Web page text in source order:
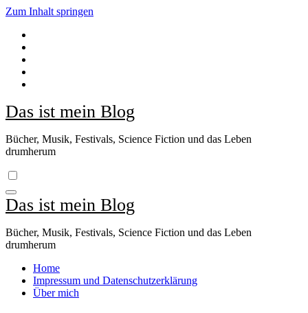
Zum Inhalt springen
Das ist mein Blog
Bücher, Musik, Festivals, Science Fiction und das Leben
drumherum
Das ist mein Blog
Bücher, Musik, Festivals, Science Fiction und das Leben
drumherum
Home
Impressum und Datenschutzerklärung
Über mich